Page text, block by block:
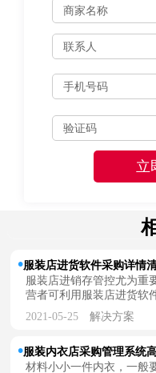
服装店进货软件采购详情
服装店进销存管控尤为重
营者可利用服装店进货软
2021-05-25 解决方案
服装内衣店采购管理系统
材料小小一件内衣，一般